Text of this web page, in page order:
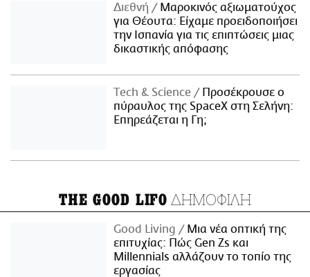
Διεθνή
Μαροκινός αξιωματούχος
για Θέουτα: Είχαμε προειδοποιήσει
την Ισπανία για τις επιπτώσεις μιας
δικαστικής απόφασης
Τech & Science
Προσέκρουσε ο
πύραυλος της SpaceX στη Σελήνη:
Επηρεάζεται η Γη;
THE GOOD LIFO ΔΗΜΟΦΙΛΗ
Good Living
Μια νέα οπτική της
επιτυχίας: Πώς Gen Zs και
Millennials αλλάζουν το τοπίο της
εργασίας